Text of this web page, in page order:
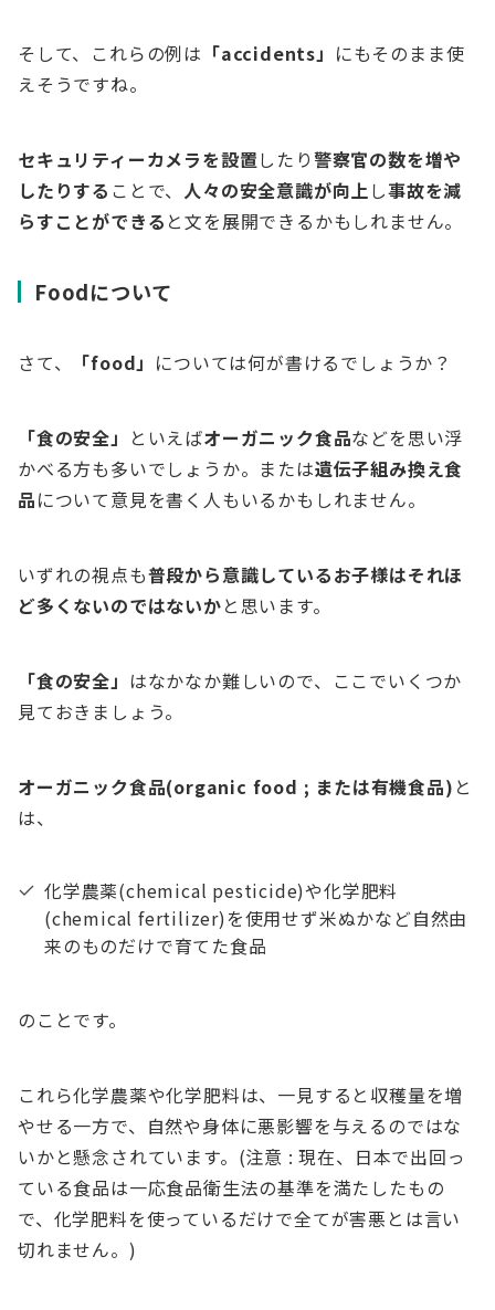
そして、これらの例は 「accidents」 にもそのまま使
えそうですね。
セキュリティーカメラを設置したり警察官の数を増や
したりする ことで、人々の安全意識が向上し事故を減
らすことができる と文を展開できるかもしれません。
Foodについて
さて、 「food」 については何が書けるでしょうか？
「食の安全」 といえばオーガニック食品などを思い浮
かべる方も多いでしょうか。または遺伝子組み換え食
品について意見を書く人もいるかもしれません。
いずれの視点も普段から意識しているお子様はそれほ
ど多くないのではないかと思います。
「食の安全」 はなかなか難しいので、ここでいくつか
見ておきましょう。
オーガニック食品(organic food ; または有機食品) と
は、
化学農薬(chemical pesticide)や化学肥料
(chemical fertilizer)を使用せず米ぬかなど自然由
来のものだけで育てた食品
のことです。
これら化学農薬や化学肥料は、一見すると収穫量を増
やせる一方で、自然や身体に悪影響を与えるのではな
いかと懸念されています。(注意 : 現在、日本で出回っ
ている食品は一応食品衛生法の基準を満たしたもの
で、化学肥料を使っているだけで全てが害悪とは言い
切れません。)